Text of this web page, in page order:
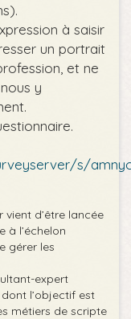
à saisir
un portrait
et ne
y
s/
vient d’être lancée
à l’échelon
gérer les
expert
l’objectif est
métiers de scripte